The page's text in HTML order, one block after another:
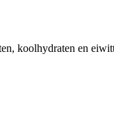
koolhydraten en